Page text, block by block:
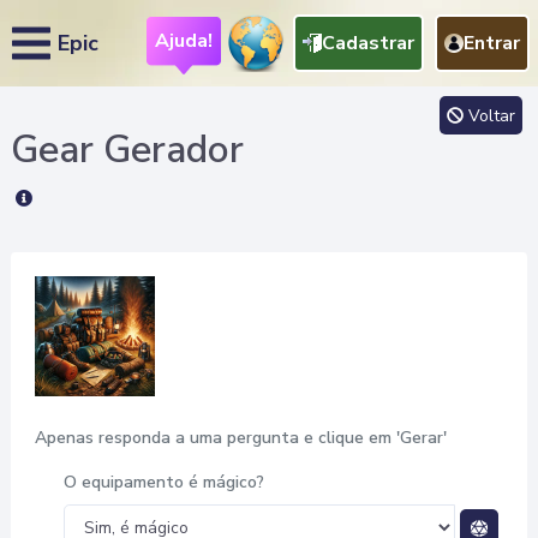
Epic Ajuda! Cadastrar Entrar
GearGerador
Voltar
Apenas responda a uma pergunta e clique em 'Gerar'
O equipamento é mágico?